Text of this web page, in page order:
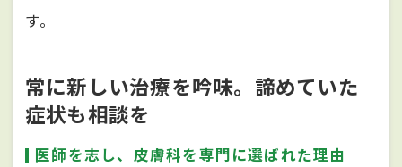
す。
常に新しい治療を吟味。諦めていた
症状も相談を
医師を志し、皮膚科を専門に選ばれた理由